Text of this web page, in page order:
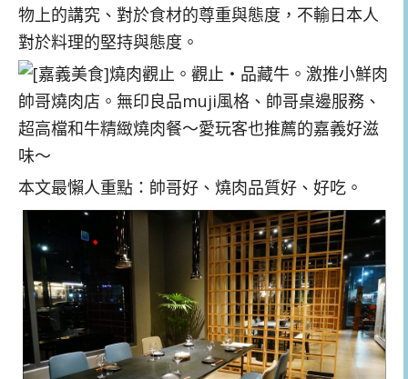
物上的講究、對於食材的尊重與態度，不輸日本人
對於料理的堅持與態度。
本文最懶人重點：帥哥好、燒肉品質好、好吃。